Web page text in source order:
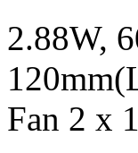
2.88W,
Fan 2 x